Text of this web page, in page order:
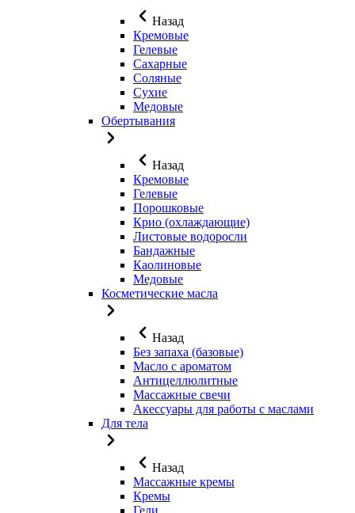
Назад
Кремовые
Гелевые
Сахарные
Соляные
Сухие
Медовые
Обертывания
Назад
Кремовые
Гелевые
Порошковые
Крио (охлаждающие)
Листовые водоросли
Бандажные
Каолиновые
Медовые
Косметические масла
Назад
Без запаха (базовые)
Масло с ароматом
Антицеллюлитные
Массажные свечи
Акессуары для работы с маслами
Для тела
Назад
Массажные кремы
Кремы
Гели